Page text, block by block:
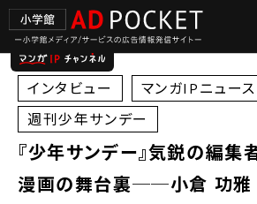
インタビュー
マンガIPニュース
週刊少年サンデー
『少年サンデー』気鋭の編集
漫画の舞台裏──小倉 功